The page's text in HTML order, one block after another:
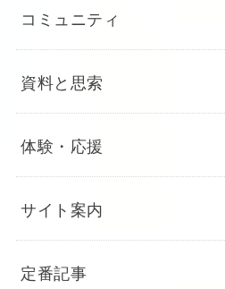
コミュニティ
資料と思索
体験・応援
サイト案内
定番記事